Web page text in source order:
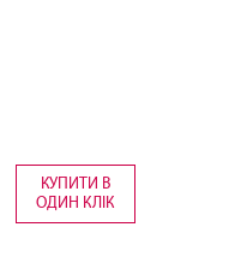
КУПИТИ В
ОДИН КЛІК